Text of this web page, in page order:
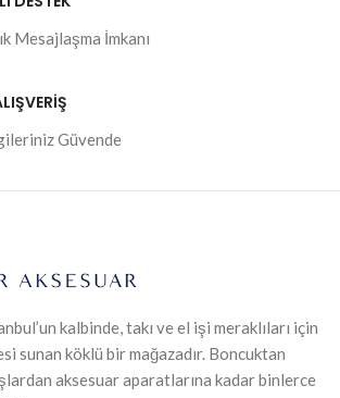
Mesajlaşma İmkanı
Güvende
kalbinde, takı ve el işi meraklıları için
sunan köklü bir mağazadır. Boncuktan
aksesuar aparatlarına kadar binlerce